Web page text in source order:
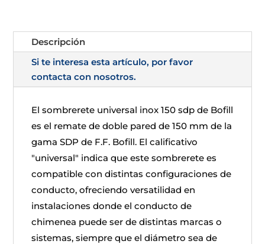
Descripción
Si te interesa esta artículo, por favor
contacta con nosotros.
El sombrerete universal inox 150 sdp de Bofill
es el remate de doble pared de 150 mm de la
gama SDP de F.F. Bofill. El calificativo
"universal" indica que este sombrerete es
compatible con distintas configuraciones de
conducto, ofreciendo versatilidad en
instalaciones donde el conducto de
chimenea puede ser de distintas marcas o
sistemas, siempre que el diámetro sea de